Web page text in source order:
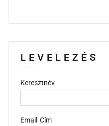
LEVELEZÉS
Keresztnév
Email Cím